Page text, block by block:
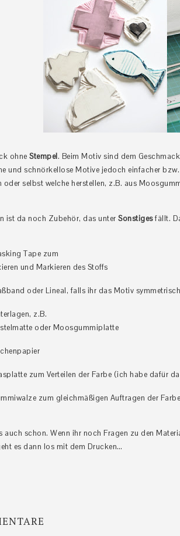
ohne Stempel. Beim Motiv sind dem
und schnörkellose Motive jedoch einfacher
oder selbst welche herstellen, z.B. aus
ist da noch Zubehör, das unter Sonstigesfällt.
Tape zum
und Markieren des Stoffs
oder Lineal, falls ihr das Motiv
z.B.
oder Moosgummiplatte
zum Verteilen der Farbe (ich habe dafür
zum gleichmäßigen Auftragen der
auch schon. Wenn ihr noch Fragen zu den
es dann los mit dem Drucken…